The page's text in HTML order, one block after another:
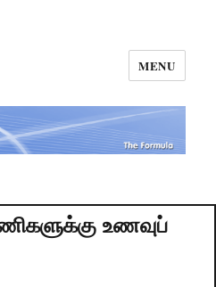
MENU
உணவுப்